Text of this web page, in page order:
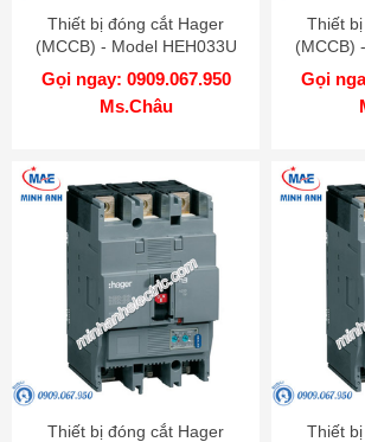
Thiết bị đóng cắt Hager
(MCCB) - Model HEH033U
Gọi ngay: 0909.067.950
Ms.Châu
Thiết
(MCCB)
Gọi
Thiết bị đóng cắt Hager
Thiết